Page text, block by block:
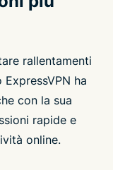
rallentamenti
ha
con la sua
rapide e
online.